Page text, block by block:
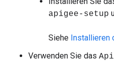
apigee-setup
Siehe Installieren
Verwenden Sie das